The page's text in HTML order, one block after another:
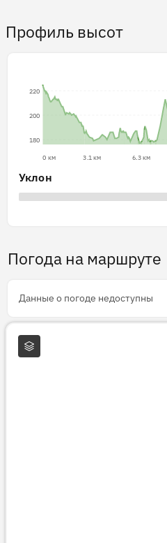
Профиль высот
180
200
220
0 км 3.1 км 6.3 км
Уклон
Погода на маршруте
Данные о погоде недоступны